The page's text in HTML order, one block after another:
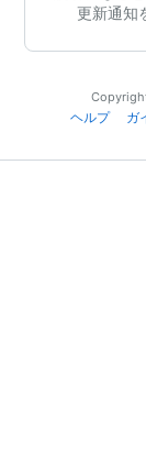
更新通知
ヘルプ
ガ